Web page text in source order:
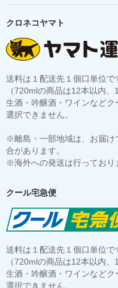
クロネコヤマト
送料は１配送先１個口単位で
（720mlの商品は12本以内
生酒・吟醸酒・ワインなど
選択できません。
※離島・一部地域は、お届け
合があります。
※海外への発送は行っており
クール宅急便
送料は１配送先１個口単位で
（720mlの商品は12本以内
生酒・吟醸酒・ワインなど
選択できません。